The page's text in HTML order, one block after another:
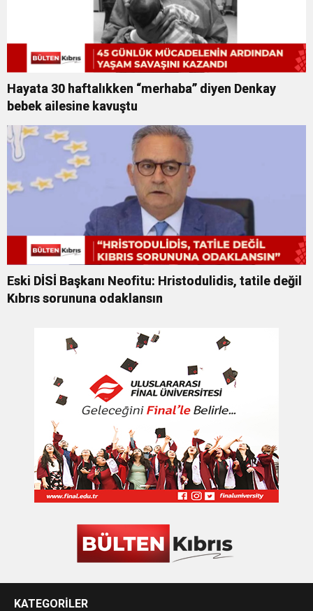
Hayata 30 haftalıkken “merhaba” diyen Denkay
bebek ailesine kavuştu
Eski DİSİ Başkanı Neofitu: Hristodulidis, tatile değil
Kıbrıs sorununa odaklansın
KATEGORİLER